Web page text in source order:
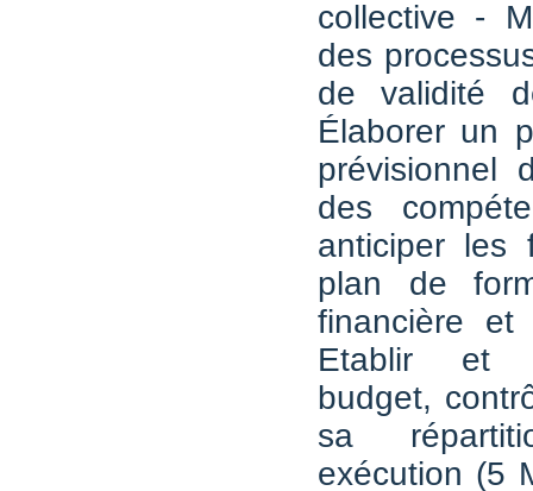
collective -
des
de validité
Élaborer un
prévisionnel
des
anticiper les
plan de
financière et
Etablir et
budget,
sa
exécution (5